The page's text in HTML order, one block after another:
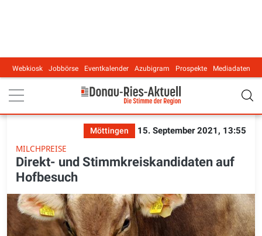
Main navigation
Webkiosk Jobbörse Eventkalender Azubigram Prospekte Mediadaten
Möttingen
15. September 2021, 13:55
MILCHPREISE
Direkt- und Stimmkreiskandidaten auf
Hofbesuch